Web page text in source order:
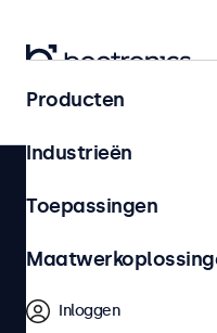
van
Producten
Industrieën
Toepassingen
Inloggen